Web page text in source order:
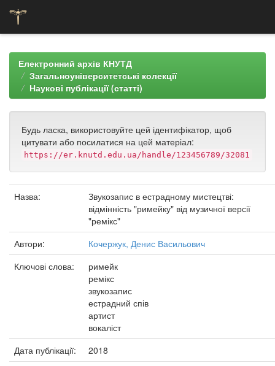
navigationЕлектронний архів КНУТД
Загальноуніверситетські колекції
Наукові публікації (статті)
Будь ласка, використовуйте цей ідентифікатор, щоб
цитувати або посилатися на цей матеріал:
https://er.knutd.edu.ua/handle/123456789/32081
Назва:
Звукозапис в естрадному мистецтві:
відмінність "римейку" від музичної версії
"ремікс"
Автори:
Кочержук, Денис Васильович
Ключові слова:
римейк
ремікс
звукозапис
естрадний спів
артист
вокаліст
Дата публікації:
2018